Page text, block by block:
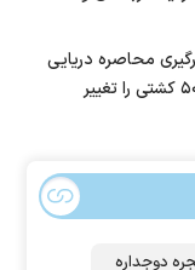
محاصره دریایی
ایران، مسیر بیش از ۵۰ کشتی را تغییر
دوجداره